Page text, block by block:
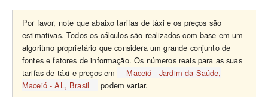
Por favor, note que abaixo tarifas de táxi e os preços são
estimativas. Todos os cálculos são realizados com base em um
algoritmo proprietário que considera um grande conjunto de
fontes e fatores de informação. Os números reais para as suas
tarifas de táxi e preços em
Maceió - Jardim da Saúde,
Maceió - AL, Brasil
podem variar.